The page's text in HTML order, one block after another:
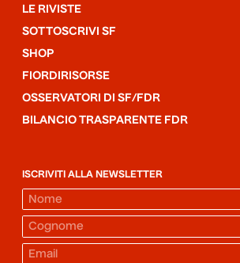
LE RIVISTE
SOTTOSCRIVI SF
SHOP
FIORDIRISORSE
OSSERVATORI DI SF/FDR
BILANCIO TRASPARENTE FDR
ISCRIVITI ALLA NEWSLETTER